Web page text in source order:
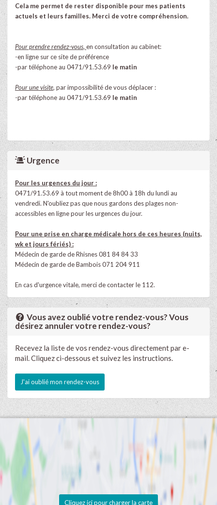
Cela me permet de rester disponible pour mes patients
actuels et leurs familles. Merci de votre compréhension.
Pour prendre rendez-vous, en consultation au cabinet:
-en ligne sur ce site de préférence
-par téléphone au 0471/91.53.69 le matin
Pour une visite, par impossibilité de vous déplacer :
-par téléphone au 0471/91.53.69 le matin
Urgence
Pour les urgences du jour :
0471/91.53.69 à tout moment de 8h00 à 18h du lundi au
vendredi. N'oubliez pas que nous gardons des plages non-
accessibles en ligne pour les urgences du jour.
Pour une prise en charge médicale hors de ces heures (nuits,
wk et jours fériés) :
Médecin de garde de Rhisnes 081 84 84 33
Médecin de garde de Bambois 071 204 911
En cas d'urgence vitale, merci de contacter le 112.
Vous avez oublié votre rendez-vous? Vous
désirez annuler votre rendez-vous?
Recevez la liste de vos rendez-vous directement par e-
mail. Cliquez ci-dessous et suivez les instructions.
J'ai oublié mon rendez-vous
Cliquez ici pour charger la carte